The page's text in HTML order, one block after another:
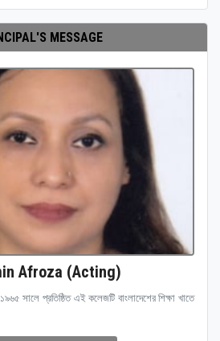
MESSAGE
Afroza (Acting)
সালে প্রতিষ্ঠিত এই কলেজটি বাংলাদেশের শিক্ষা খাতে